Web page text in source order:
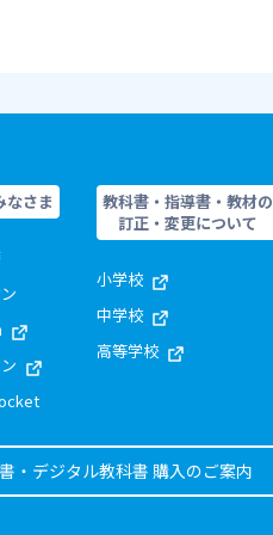
なさま
教科書・指導書・教材の
訂正・変更について
小学校
中学校
高等学校
・デジタル教科書 購入のご案内